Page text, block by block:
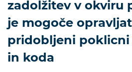
zadolžitev v okviru
je mogoče
pridobljeni
in koda